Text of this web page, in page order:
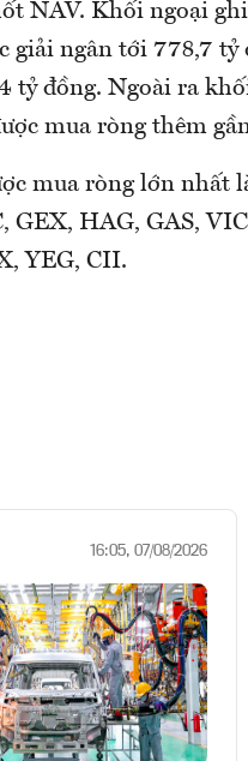
NAV. Khối ngoại
giải ngân tới 778,7 tỷ
tỷ đồng. Ngoài ra
mua ròng thêm
mua ròng lớn nhất
GEX, HAG, GAS,
YEG, CII.
16:05, 07/08/2026